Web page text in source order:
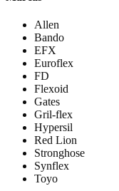
Allen
Bando
EFX
Euroflex
FD
Flexoid
Gates
Gril-flex
Hypersil
Red Lion
Stronghose
Synflex
Toyo